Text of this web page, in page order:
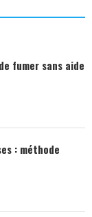
fumer sans aide
: méthode